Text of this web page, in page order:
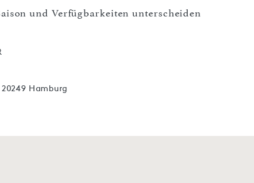
und Verfügbarkeiten unterscheiden
Hamburg